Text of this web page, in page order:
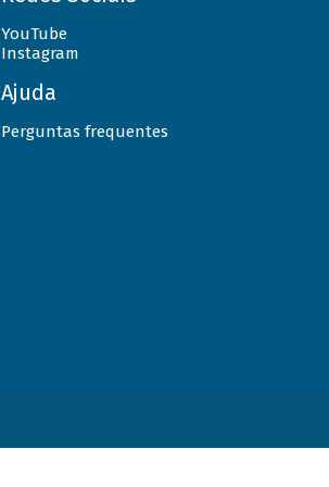
YouTube
Instagram
Ajuda
Perguntas frequentes